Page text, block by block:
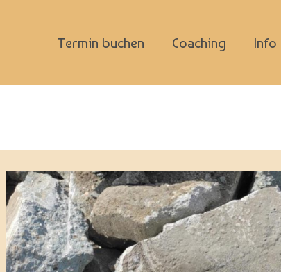
Termin buchen Coaching Info